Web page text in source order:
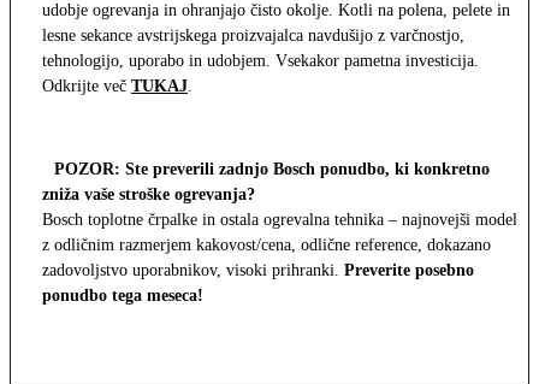
udobje ogrevanja in ohranjajo čisto okolje. Kotli na polena, pelete in
lesne sekance avstrijskega proizvajalca navdušijo z varčnostjo,
tehnologijo, uporabo in udobjem. Vsekakor pametna investicija.
Odkrijte več TUKAJ.
POZOR: Ste preverili zadnjo Bosch ponudbo, ki konkretno
zniža vaše stroške ogrevanja?
Bosch toplotne črpalke in ostala ogrevalna tehnika – najnovejši modeli
z odličnim razmerjem kakovost/cena, odlične reference, dokazano
zadovoljstvo uporabnikov, visoki prihranki. Preverite posebno
ponudbo tega meseca!